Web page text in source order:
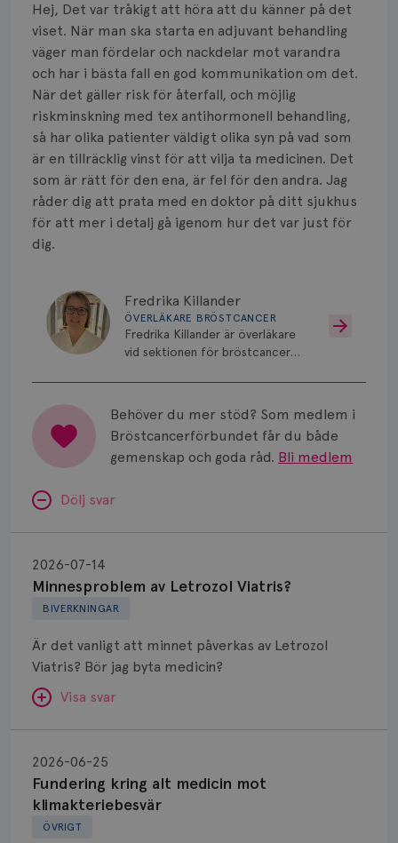
Hej, Det var tråkigt att höra att du känner på det
viset. När man ska starta en adjuvant behandling
väger man fördelar och nackdelar mot varandra
och har i bästa fall en god kommunikation om det.
När det gäller risk för återfall, och möjlig
riskminskning med tex antihormonell behandling,
så har olika patienter väldigt olika syn på vad som
är en tillräcklig vinst för att vilja ta medicinen. Det
som är rätt för den ena, är fel för den andra. Jag
råder dig att prata med en doktor på ditt sjukhus
för att mer i detalj gå igenom hur det var just för
dig.
Fredrika Killander
ÖVERLÄKARE BRÖSTCANCER
Fredrika Killander är överläkare
vid sektionen för bröstcancer
Malmö/Lund.
Behöver du mer stöd? Som medlem i
Bröstcancerförbundet får du både
gemenskap och goda råd. Bli medlem
Dölj svar
BIVERKNINGAR
Minnesproblem av Letrozol Viatris?
2026-07-14
Är det vanligt att minnet påverkas av Letrozol
Viatris? Bör jag byta medicin?
Visa svar
SVAR:
Hej. Oavsett vilken hormonsänkande behandling
(men även cytostatika) man får så kan en del
uppleva negativ påverkan på minnet. Prata din
Letrozol
Viatris?
ÖVRIGT
Fundering kring alt medicin mot
klimakteriebesvär
2026-06-25
kring
medicin